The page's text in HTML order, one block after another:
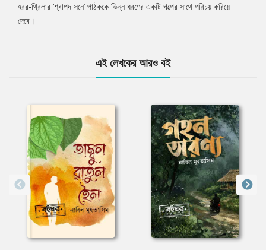
হরর-থ্রিলার ‘শ্বাপদ সনে’ পাঠককে ভিন্ন ধরণের একটি গল্পের সাথে পরিচয় করিয়ে
দেবে।
এই লেখকের আরও বই